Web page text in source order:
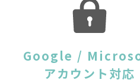
Google /
アカウント対応